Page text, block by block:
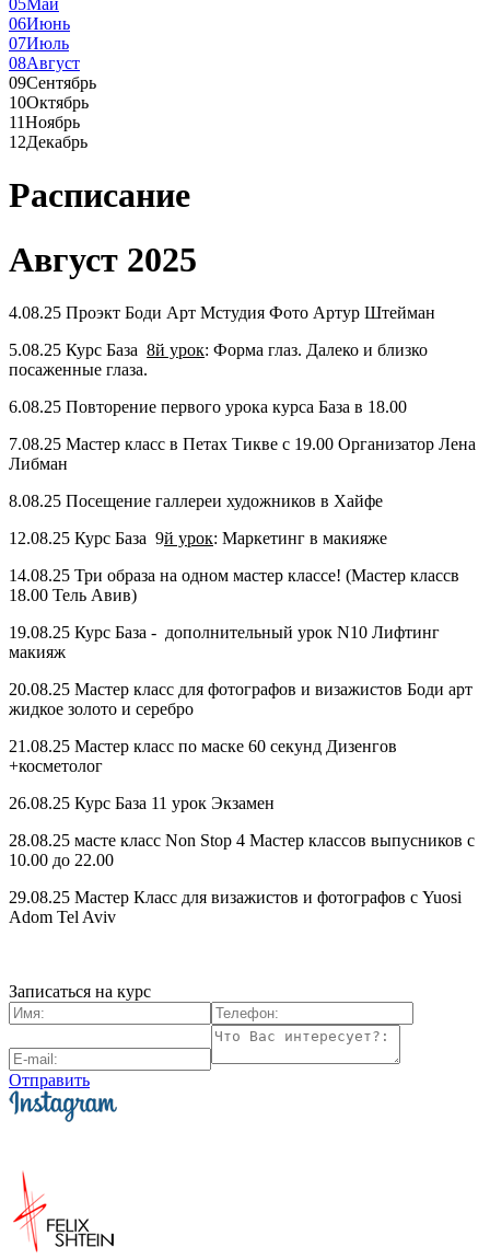
05Май
06Июнь
07Июль
08Август
09Сентябрь
10Октябрь
11Ноябрь
12Декабрь
Расписание
Август 2025
4.08.25 Проэкт Боди Арт Мстудия Фото Артур Штейман
5.08.25 Курс База 8й урок: Форма глаз. Далеко и близко
посаженные глаза.
6.08.25 Повторение первого урока курса База в 18.00
7.08.25 Мастер класс в Петах Тикве с 19.00 Организатор Лена
Либман
8.08.25 Посещение галлереи художников в Хайфе
12.08.25 Курс База 9й урок: Маркетинг в макияже
14.08.25 Три образа на одном мастер классе! (Мастер классв
18.00 Тель Авив)
19.08.25 Курс База - дополнительный урок N10 Лифтинг
макияж
20.08.25 Мастер класс для фотографов и визажистов Боди арт
жидкое золото и серебро
21.08.25 Мастер класс по маске 60 секунд Дизенгов
+косметолог
26.08.25 Курс База 11 урок Экзамен
28.08.25 масте класс Non Stop 4 Мастер классов выпусников с
10.00 до 22.00
29.08.25 Мастер Класс для визажистов и фотографов с Yuosi
Adom Tel Aviv
Записаться на курс
Отправить